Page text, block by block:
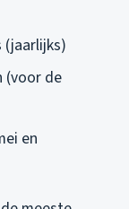
(voor de
en